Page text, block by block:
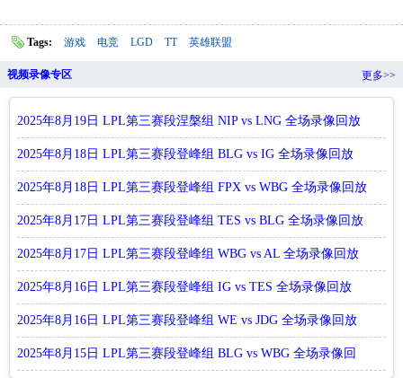
Tags: 游戏 电竞 LGD TT 英雄联盟
视频录像专区 更多>>
2025年8月19日 LPL第三赛段涅槃组 NIP vs LNG 全场录像回放
2025年8月18日 LPL第三赛段登峰组 BLG vs IG 全场录像回放
2025年8月18日 LPL第三赛段登峰组 FPX vs WBG 全场录像回放
2025年8月17日 LPL第三赛段登峰组 TES vs BLG 全场录像回放
2025年8月17日 LPL第三赛段登峰组 WBG vs AL 全场录像回放
2025年8月16日 LPL第三赛段登峰组 IG vs TES 全场录像回放
2025年8月16日 LPL第三赛段登峰组 WE vs JDG 全场录像回放
2025年8月15日 LPL第三赛段登峰组 BLG vs WBG 全场录像回